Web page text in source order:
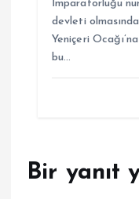
devleti
Yeniçeri
bu…
Bir yanıt